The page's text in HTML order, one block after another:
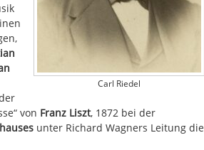
Carl Riedel
von Franz Liszt, 1872 bei der
unter Richard Wagners Leitung die